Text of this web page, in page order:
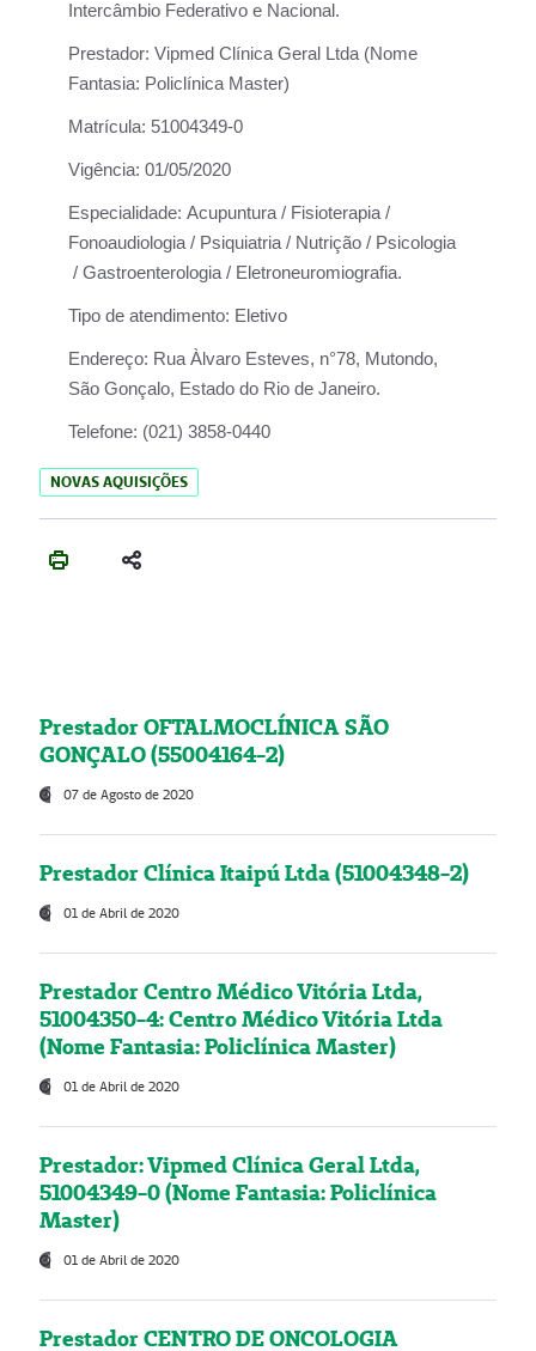
Intercâmbio Federativo e Nacional.
Prestador: Vipmed Clínica Geral Ltda (Nome
Fantasia: Policlínica Master)
Matrícula: 51004349-0
Vigência: 01/05/2020
Especialidade: Acupuntura / Fisioterapia /
Fonoaudiologia / Psiquiatria / Nutrição / Psicologia
/ Gastroenterologia / Eletroneuromiografia.
Tipo de atendimento: Eletivo
Endereço: Rua Àlvaro Esteves, n°78, Mutondo,
São Gonçalo, Estado do Rio de Janeiro.
Telefone: (021) 3858-0440
NOVAS AQUISIÇÕES
Prestador OFTALMOCLÍNICA SÃO
GONÇALO (55004164-2)
07 de Agosto de 2020
Prestador Clínica Itaipú Ltda (51004348-2)
01 de Abril de 2020
Prestador Centro Médico Vitória Ltda,
51004350-4: Centro Médico Vitória Ltda
(Nome Fantasia: Policlínica Master)
01 de Abril de 2020
Prestador: Vipmed Clínica Geral Ltda,
51004349-0 (Nome Fantasia: Policlínica
Master)
01 de Abril de 2020
Prestador CENTRO DE ONCOLOGIA